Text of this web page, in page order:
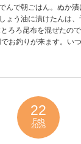
んで朝ごはん。ぬか
ょう油に漬けたんは、
ろろ昆布を混ぜたの
お釣りが来ます。い
22
Feb
2026